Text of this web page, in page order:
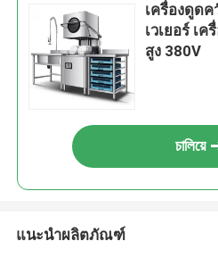
เครื่องดูด
เวเยอร์ เ
สูง 380V
চালিয়ে
แนะนำผลิตภัณฑ์